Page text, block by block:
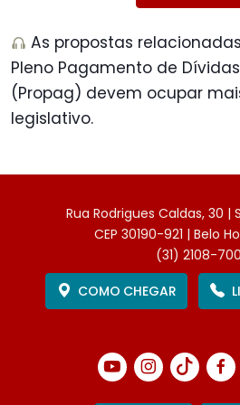
As propostas
Pleno Pagamento de
(Propag) devem ocupar
legislativo.
Rua Rodrigues Caldas, 30 |
CEP 30190-921 | Belo
(31) 2108-
COMO CHEGAR